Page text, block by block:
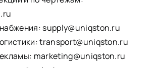
supply@uniqston.ru
transport@uniqston.ru
marketing@uniqston.ru